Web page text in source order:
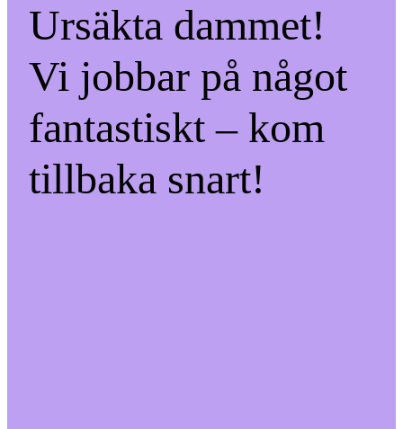
Ursäkta dammet!
Vi jobbar på något
fantastiskt – kom
tillbaka snart!